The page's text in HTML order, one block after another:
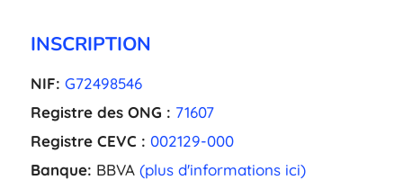
INSCRIPTION
NIF: G72498546
Registre des ONG : 71607
Registre CEVC : 002129-000
Banque: BBVA (plus d'informations ici)